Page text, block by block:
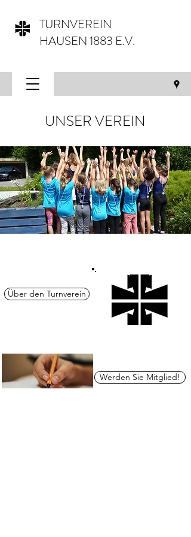
TURNVEREIN
HAUSEN 1883 E.V.
UNSER VEREIN
Über den Turnverein
Werden Sie Mitglied!